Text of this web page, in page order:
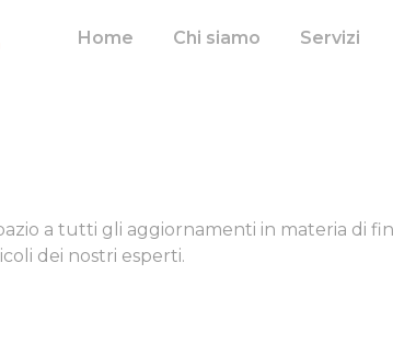
Home Chi siamo Servizi
a tutti gli aggiornamenti in materia di
dei nostri esperti.